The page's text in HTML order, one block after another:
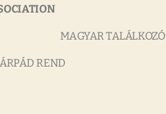
TALÁLKOZÓ
REND